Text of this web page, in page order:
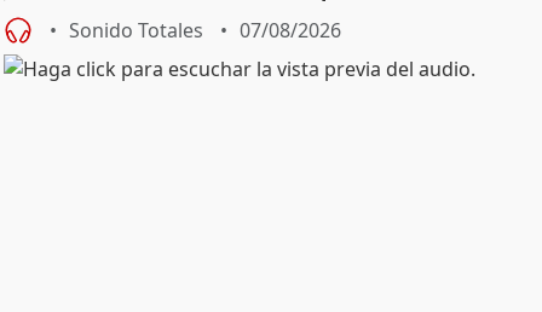
Sonido Totales 07/08/2026